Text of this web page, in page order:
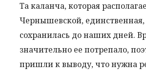
Та каланча, которая
Чернышевской, единственная,
сохранилась до наших дней.
значительно ее потрепало,
пришли к выводу, что нужна